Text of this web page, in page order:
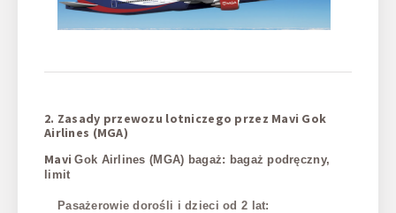
2. Zasady przewozu lotniczego przez Mavi Gok
Airlines (MGA)
MaviGok Airlines (MGA) bagaż: bagaż podręczny,
limit
Pasażerowie dorośli i dzieci od 2 lat: